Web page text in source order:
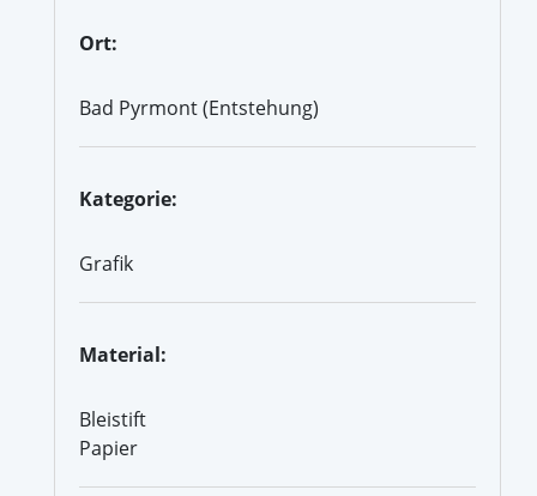
Ort:
Bad Pyrmont (Entstehung)
Kategorie:
Grafik
Material:
Bleistift
Papier